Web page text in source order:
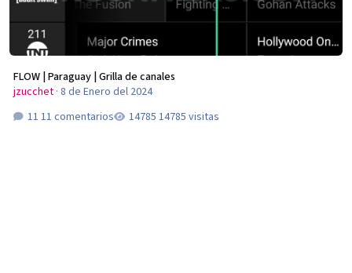
FLOW | Paraguay | Grilla de canales
jzucchet· 8 de Enero del 2024
11 comentarios
14785 visitas